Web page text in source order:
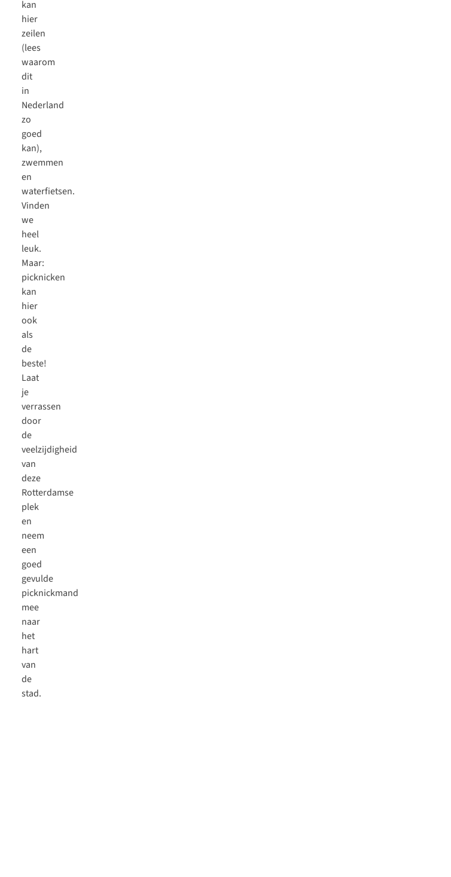
kan
hier
zeilen
(lees
waarom
dit
in
Nederland
zo
goed
kan),
zwemmen
en
waterfietsen.
Vinden
we
heel
leuk.
Maar:
picknicken
kan
hier
ook
als
de
beste!
Laat
je
verrassen
door
de
veelzijdigheid
van
deze
Rotterdamse
plek
en
neem
een
goed
gevulde
picknickmand
mee
naar
het
hart
van
de
stad.